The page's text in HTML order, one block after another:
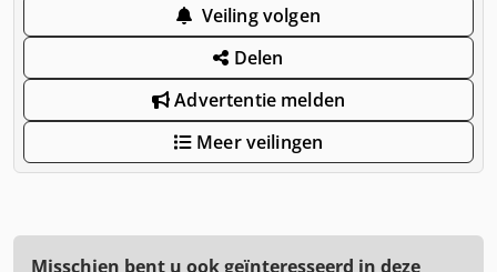
Veiling volgen
Delen
Advertentie melden
Meer veilingen
Misschien bent u ook geïnteresseerd in deze